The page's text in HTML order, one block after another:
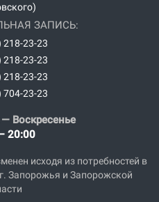
Воскресенье
20:00
исходя из потребностей в
Запорожья и Запорожской
ЗАПИСЬ:
218-23-23
218-23-23
218-23-23
704-23-23